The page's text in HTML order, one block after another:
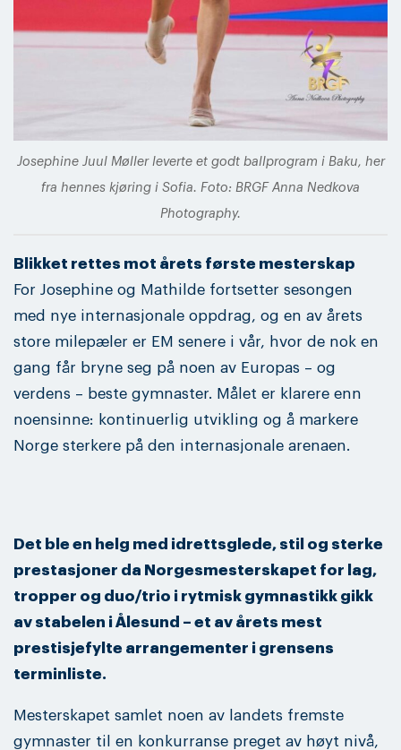
Josephine Juul Møller leverte et godt ballprogram i Baku, her
fra hennes kjøring i Sofia. Foto: BRGF Anna Nedkova
Photography.
Blikket rettes mot årets første mesterskap
For Josephine og Mathilde fortsetter sesongen
med nye internasjonale oppdrag, og en av årets
store milepæler er EM senere i vår, hvor de nok en
gang får bryne seg på noen av Europas – og
verdens – beste gymnaster. Målet er klarere enn
noensinne: kontinuerlig utvikling og å markere
Norge sterkere på den internasjonale arenaen.
Det ble en helg med idrettsglede, stil og sterke
prestasjoner da Norgesmesterskapet for lag,
tropper og duo/trio i rytmisk gymnastikk gikk
av stabelen i Ålesund – et av årets mest
prestisjefylte arrangementer i grensens
terminliste.
Mesterskapet samlet noen av landets fremste
gymnaster til en konkurranse preget av høyt nivå,